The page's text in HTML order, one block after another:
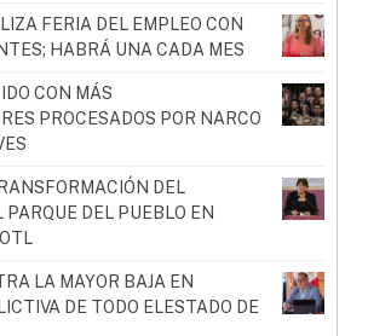
FERIA DEL EMPLEO CON
HABRÁ UNA CADA MES
CON MÁS
PROCESADOS POR NARCO
DEL
PARQUE DEL PUEBLO EN
LA MAYOR BAJA EN
DE TODO ELESTADO DE